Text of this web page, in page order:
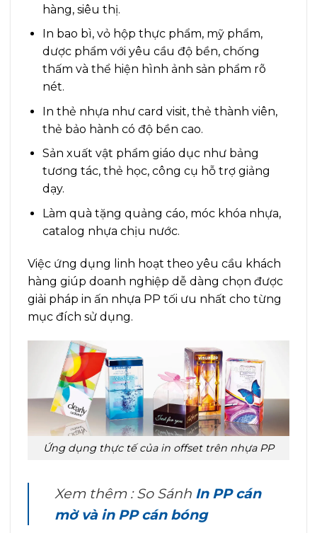
hàng, siêu thị.
In bao bì, vỏ hộp thực phẩm, mỹ phẩm,
dược phẩm với yêu cầu độ bền, chống
thấm và thể hiện hình ảnh sản phẩm rõ
nét.
In thẻ nhựa như card visit, thẻ thành viên,
thẻ bảo hành có độ bền cao.
Sản xuất vật phẩm giáo dục như bảng
tương tác, thẻ học, công cụ hỗ trợ giảng
dạy.
Làm quà tặng quảng cáo, móc khóa nhựa,
catalog nhựa chịu nước.
Việc ứng dụng linh hoạt theo yêu cầu khách
hàng giúp doanh nghiệp dễ dàng chọn được
giải pháp in ấn nhựa PP tối ưu nhất cho từng
mục đích sử dụng.
Ứng dụng thực tế của in offset trên nhựa PP
Xem thêm : So Sánh In PP cán
mờ và in PP cán bóng